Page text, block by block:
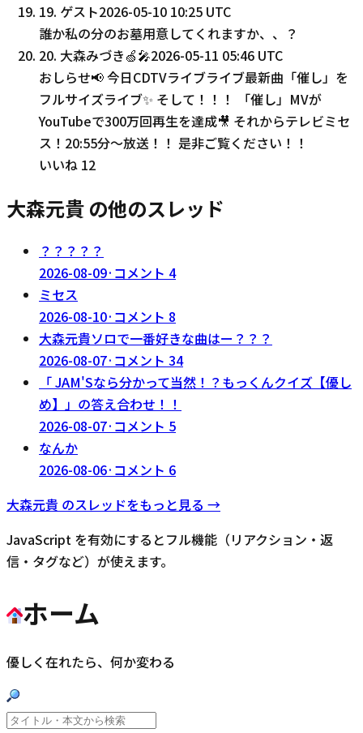
19. ゲスト2026-05-10 10:25 UTC
誰か私の分のお墓用意してくれますか、、？
20. 大森みづき🍏🎤2026-05-11 05:46 UTC
おしらせ📢 今日CDTVライブライブ最新曲「催し」を
フルサイズライブ✨ そして！！！ 「催し」MVが
YouTubeで300万回再生を達成🎥 それからテレビミセ
ス！20:55分～放送！！ 是非ご覧ください！！
いいね 12
大森元貴 の他のスレッド
？？？？？
2026-08-09· コメント 4
ミセス
2026-08-10· コメント 8
大森元貴ソロで一番好きな曲はー？？？
2026-08-07· コメント 34
「 JAM'Sなら分かって当然！？もっくんクイズ【優し
め】」の答え合わせ！！
2026-08-07· コメント 5
なんか
2026-08-06· コメント 6
大森元貴 のスレッドをもっと見る →
JavaScript を有効にするとフル機能（リアクション・返
信・タグなど）が使えます。
ホーム
優しく在れたら、何か変わる